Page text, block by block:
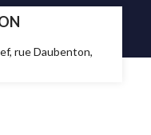
rue Daubenton,